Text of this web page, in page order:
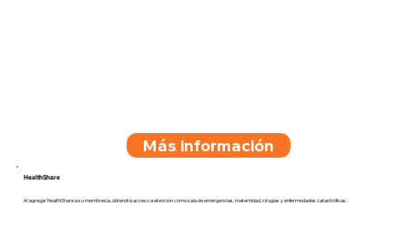
Más información
HealthShare
Al agregar HealthShare a su membresía, obtendrá acceso a atención como sala de emergencias, maternidad, cirugías y enfermedades catastróficas.